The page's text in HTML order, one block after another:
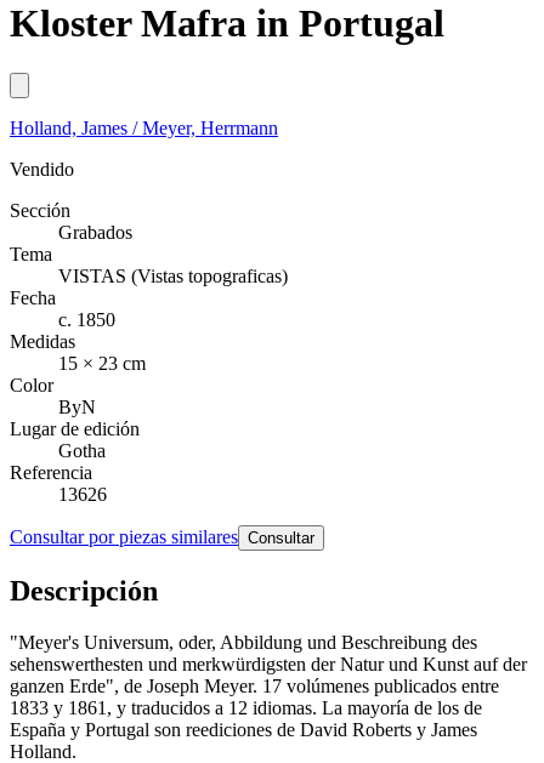
Kloster Mafra in Portugal
Holland, James / Meyer, Herrmann
Vendido
Sección
Grabados
Tema
VISTAS (Vistas topograficas)
Fecha
c. 1850
Medidas
15 × 23 cm
Color
ByN
Lugar de edición
Gotha
Referencia
13626
Consultar por piezas similares Consultar
Descripción
"Meyer's Universum, oder, Abbildung und Beschreibung des
sehenswerthesten und merkwürdigsten der Natur und Kunst auf der
ganzen Erde", de Joseph Meyer. 17 volúmenes publicados entre
1833 y 1861, y traducidos a 12 idiomas. La mayoría de los de
España y Portugal son reediciones de David Roberts y James
Holland.